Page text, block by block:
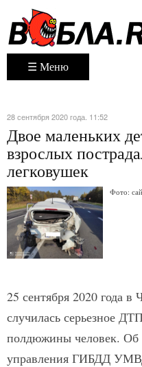
☰ Меню
28 сентября 2020 года. 11:52
Двое маленьких
взрослых
легковушек
Фото:
25 сентября 2020 года в
случилась серьезное
полдюжины человек. Об
управления ГИБДД